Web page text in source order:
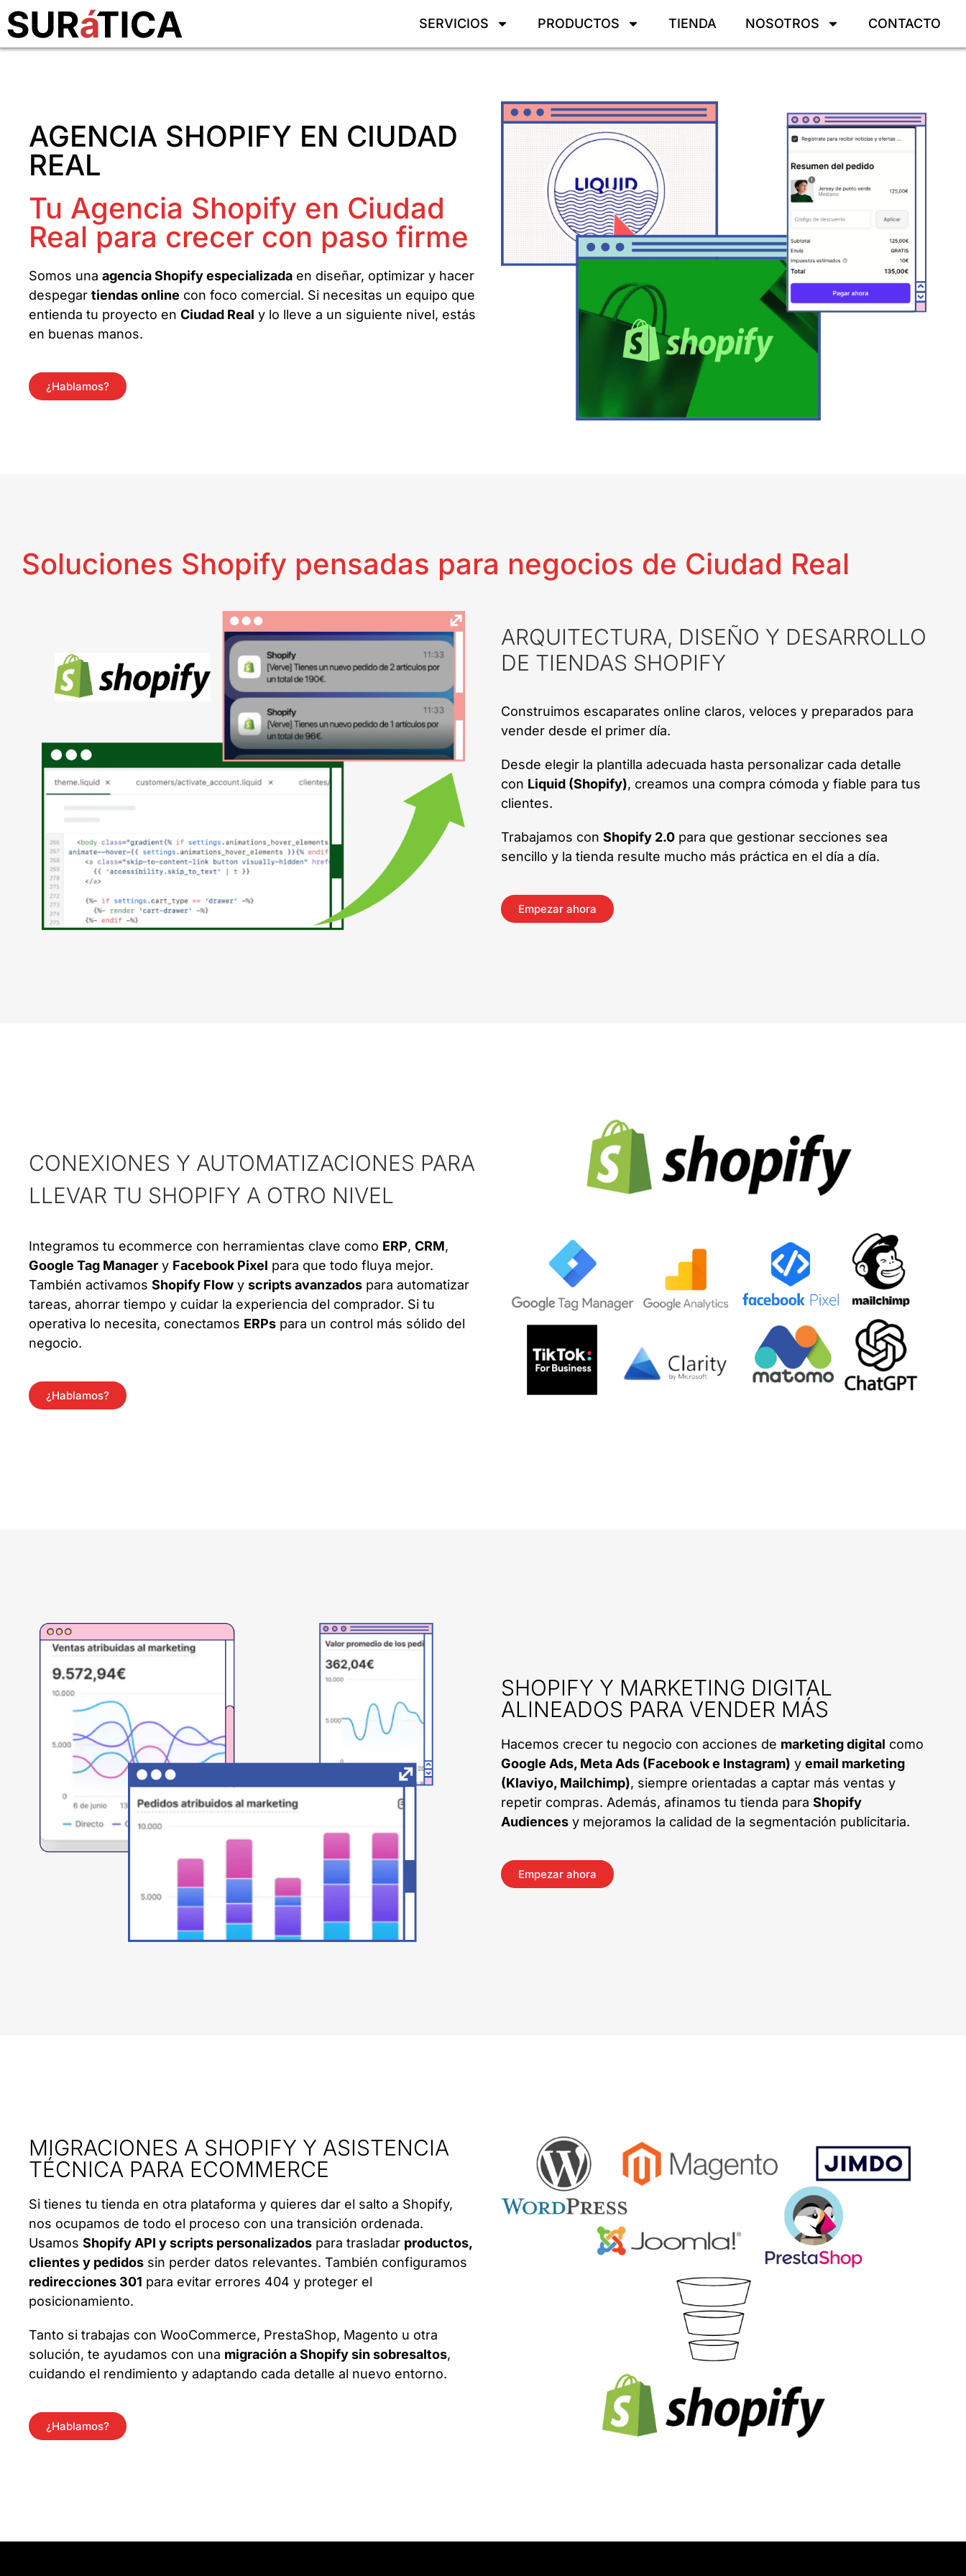
SERVICIOS PRODUCTOS TIENDA NOSOTROS CONTACTO
AGENCIA SHOPIFY EN CIUDAD
REAL
Tu Agencia Shopify en Ciudad
Real para crecer con paso firme
Somos una agencia Shopify especializada en diseñar, optimizar y hacer
despegar tiendas online con foco comercial. Si necesitas un equipo que
entienda tu proyecto en Ciudad Real y lo lleve a un siguiente nivel, estás
en buenas manos.
¿Hablamos?
Soluciones Shopify pensadas para negocios de Ciudad Real
ARQUITECTURA, DISEÑO Y DESARROLLO
DE TIENDAS SHOPIFY
Construimos escaparates online claros, veloces y preparados para
vender desde el primer día.
Desde elegir la plantilla adecuada hasta personalizar cada detalle
con Liquid (Shopify), creamos una compra cómoda y fiable para tus
clientes.
Trabajamos con Shopify 2.0 para que gestionar secciones sea
sencillo y la tienda resulte mucho más práctica en el día a día.
Empezar ahora
CONEXIONES Y AUTOMATIZACIONES PARA
LLEVAR TU SHOPIFY A OTRO NIVEL
Integramos tu ecommerce con herramientas clave como ERP, CRM,
Google Tag Manager y Facebook Pixel para que todo fluya mejor.
También activamos Shopify Flow y scripts avanzados para automatizar
tareas, ahorrar tiempo y cuidar la experiencia del comprador. Si tu
operativa lo necesita, conectamos ERPs para un control más sólido del
negocio.
¿Hablamos?
SHOPIFY Y MARKETING DIGITAL
ALINEADOS PARA VENDER MÁS
Hacemos crecer tu negocio con acciones de marketing digital como
Google Ads, Meta Ads (Facebook e Instagram) y email marketing
(Klaviyo, Mailchimp), siempre orientadas a captar más ventas y
repetir compras. Además, afinamos tu tienda para Shopify
Audiences y mejoramos la calidad de la segmentación publicitaria.
Empezar ahora
MIGRACIONES A SHOPIFY Y ASISTENCIA
TÉCNICA PARA ECOMMERCE
Si tienes tu tienda en otra plataforma y quieres dar el salto a Shopify,
nos ocupamos de todo el proceso con una transición ordenada.
Usamos Shopify API y scripts personalizados para trasladar productos,
clientes y pedidos sin perder datos relevantes. También configuramos
redirecciones 301 para evitar errores 404 y proteger el
posicionamiento.
Tanto si trabajas con WooCommerce, PrestaShop, Magento u otra
solución, te ayudamos con una migración a Shopify sin sobresaltos,
cuidando el rendimiento y adaptando cada detalle al nuevo entorno.
¿Hablamos?